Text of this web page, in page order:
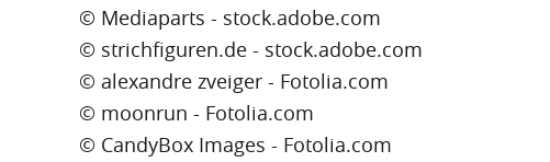
© Mediaparts - stock.adobe.com
© strichfiguren.de - stock.adobe.com
© alexandre zveiger - Fotolia.com
© moonrun - Fotolia.com
© CandyBox Images - Fotolia.com